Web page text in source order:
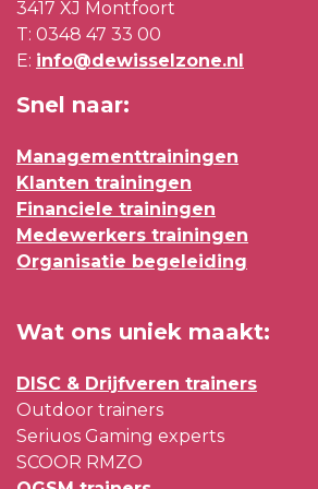
3417 XJ Montfoort
T: 0348 47 33 00
E: info@dewisselzone.nl
Snel naar:
Managementtrainingen
Klanten trainingen
Financiele trainingen
Medewerkers trainingen
Organisatie begeleiding
Wat ons uniek maakt:
DISC & Drijfveren trainers
Outdoor trainers
Seriuos Gaming experts
SCOOR RMZO